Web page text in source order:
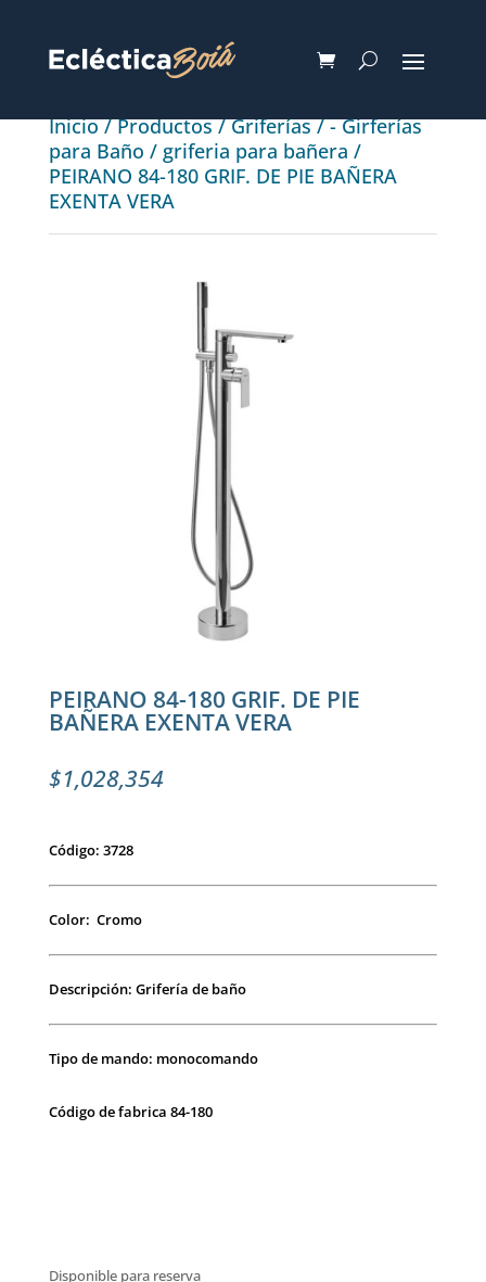
Inicio/Productos/Griferías/- Girferías
para Baño / griferia para bañera /
PEIRANO 84-180 GRIF. DE PIE BAÑERA
EXENTA VERA
PEIRANO 84-180 GRIF. DE PIE
BAÑERA EXENTA VERA
$1,028,354
Código: 3728
Color: Cromo
Descripción: Grifería de baño
Tipo de mando: monocomando
Código de fabrica 84-180
Disponible para reserva